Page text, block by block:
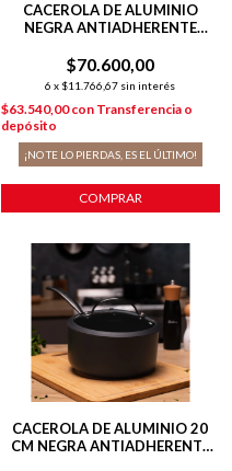
CACEROLA DE ALUMINIO
NEGRA ANTIADHERENTE
NEGRO
$70.600,00
6 x $11.766,67 sin interés
$63.540,00con Transferencia o
depósito
¡NO TE LO PIERDAS, ES EL ÚLTIMO!
COMPRAR
CACEROLA DE ALUMINIO 20
CM NEGRA ANTIADHERENTE